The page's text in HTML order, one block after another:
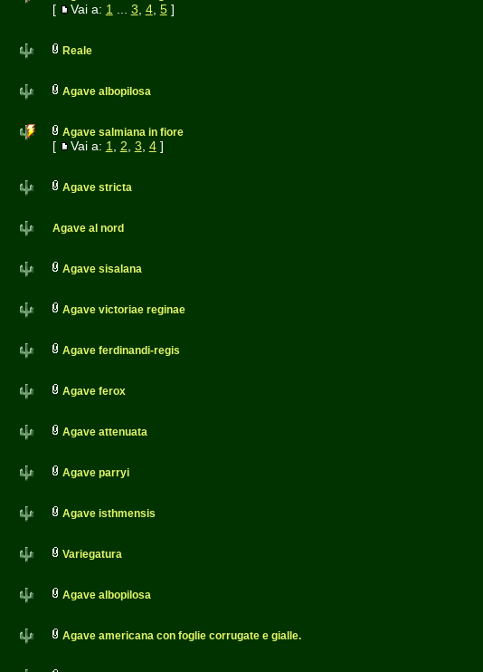
[ Vai a: 1 3 4, 5]
Reale
Agave albopilosa
Agave salmiana in fiore
[ Vai a: 1 2 3 4]
Agave stricta
Agave al nord
Agave sisalana
Agave victoriae reginae
Agave ferdinandi-regis
Agave ferox
Agave attenuata
Agave parryi
Agave isthmensis
Variegatura
Agave albopilosa
Agave americana con foglie corrugate e gialle.